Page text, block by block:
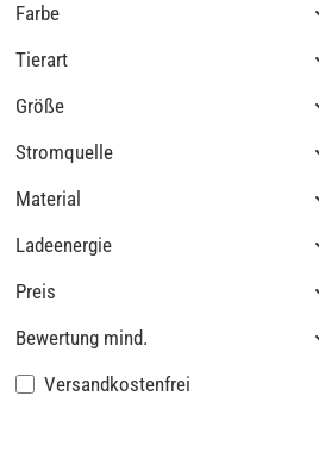
Farbe
Tierart
Größe
Stromquelle
Material
Ladeenergie
Preis
Bewertung mind.
Filter hinzufügen: Versandkostenfrei
Versandkostenfrei